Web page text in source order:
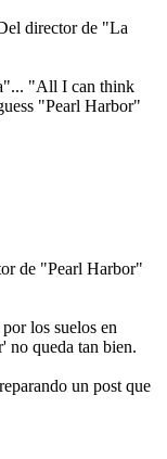
director de "La
"All I can think
"Pearl Harbor"
de "Pearl Harbor"
los suelos en
no queda tan bien.
un post que